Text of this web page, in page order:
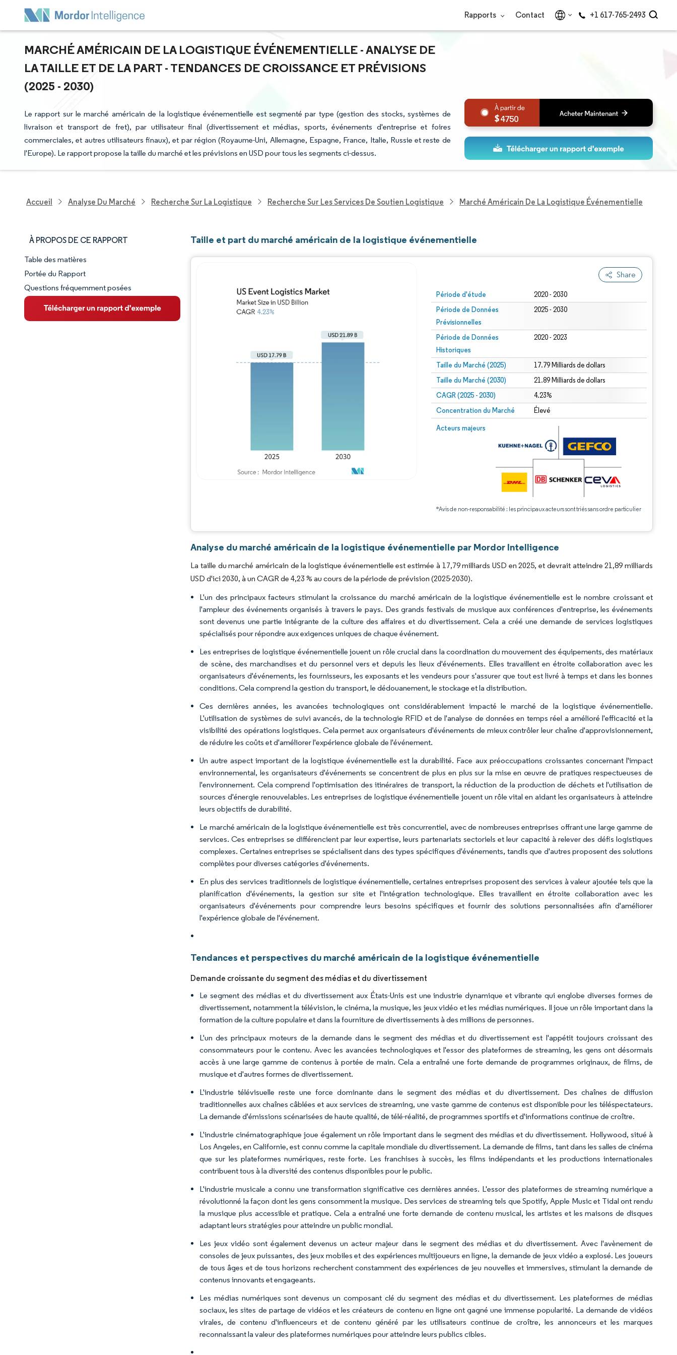
Rapports Contact +1 617-765-2493
MARCHÉ AMÉRICAIN DE LA LOGISTIQUE ÉVÉNEMENTIELLE - ANALYSE DE
LA TAILLE ET DE LA PART - TENDANCES DE CROISSANCE ET PRÉVISIONS
(2025 - 2030)
Le rapport sur le marché américain de la logistique événementielle est segmenté par type (gestion des stocks, systèmes de
livraison et transport de fret), par utilisateur final (divertissement et médias, sports, événements d'entreprise et foires
commerciales, et autres utilisateurs finaux), et par région (Royaume-Uni, Allemagne, Espagne, France, Italie, Russie et reste de
l'Europe). Le rapport propose la taille du marché et les prévisions en USD pour tous les segments ci-dessus.
4750
Accueil Analyse Du Marché Recherche Sur La Logistique Recherche Sur Les Services De Soutien Logistique Marché Américain De La Logistique Événementielle
À PROPOS DE CE RAPPORT
Aperçu du marché
VUE D’ENSEMBLE DU MARCHÉ
Principales tendances du marché
Table des matières
Portée du Rapport
Questions fréquemment posées
Taille et part du marché américain de la logistique événementielle
Share
Période d'étude 2020 - 2030
Période de Données
Prévisionnelles
2025 - 2030
Période de Données
Historiques
2020 - 2023
Taille du Marché (2025) 17.79 Milliards de dollars
Taille du Marché (2030) 21.89 Milliards de dollars
CAGR (2025 - 2030) 4.23%
Concentration du Marché Élevé
Acteurs majeurs
*Avis de non-responsabilité : les principaux acteurs sont triés sans ordre particulier
Analyse du marché américain de la logistique événementielle par Mordor Intelligence
La taille du marché américain de la logistique événementielle est estimée à 17,79 milliards USD en 2025, et devrait atteindre 21,89 milliards
USD d'ici 2030, à un CAGR de 4,23 % au cours de la période de prévision (2025-2030).
L'un des principaux facteurs stimulant la croissance du marché américain de la logistique événementielle est le nombre croissant et
l'ampleur des événements organisés à travers le pays. Des grands festivals de musique aux conférences d'entreprise, les événements
sont devenus une partie intégrante de la culture des affaires et du divertissement. Cela a créé une demande de services logistiques
spécialisés pour répondre aux exigences uniques de chaque événement.
Les entreprises de logistique événementielle jouent un rôle crucial dans la coordination du mouvement des équipements, des matériaux
de scène, des marchandises et du personnel vers et depuis les lieux d'événements. Elles travaillent en étroite collaboration avec les
organisateurs d'événements, les fournisseurs, les exposants et les vendeurs pour s'assurer que tout est livré à temps et dans les bonnes
conditions. Cela comprend la gestion du transport, le dédouanement, le stockage et la distribution.
Ces dernières années, les avancées technologiques ont considérablement impacté le marché de la logistique événementielle.
L'utilisation de systèmes de suivi avancés, de la technologie RFID et de l'analyse de données en temps réel a amélioré l'efficacité et la
visibilité des opérations logistiques. Cela permet aux organisateurs d'événements de mieux contrôler leur chaîne d'approvisionnement,
de réduire les coûts et d'améliorer l'expérience globale de l'événement.
Un autre aspect important de la logistique événementielle est la durabilité. Face aux préoccupations croissantes concernant l'impact
environnemental, les organisateurs d'événements se concentrent de plus en plus sur la mise en œuvre de pratiques respectueuses de
l'environnement. Cela comprend l'optimisation des itinéraires de transport, la réduction de la production de déchets et l'utilisation de
sources d'énergie renouvelables. Les entreprises de logistique événementielle jouent un rôle vital en aidant les organisateurs à atteindre
leurs objectifs de durabilité.
Le marché américain de la logistique événementielle est très concurrentiel, avec de nombreuses entreprises offrant une large gamme de
services. Ces entreprises se différencient par leur expertise, leurs partenariats sectoriels et leur capacité à relever des défis logistiques
complexes. Certaines entreprises se spécialisent dans des types spécifiques d'événements, tandis que d'autres proposent des solutions
complètes pour diverses catégories d'événements.
En plus des services traditionnels de logistique événementielle, certaines entreprises proposent des services à valeur ajoutée tels que la
planification d'événements, la gestion sur site et l'intégration technologique. Elles travaillent en étroite collaboration avec les
organisateurs d'événements pour comprendre leurs besoins spécifiques et fournir des solutions personnalisées afin d'améliorer
l'expérience globale de l'événement.
Tendances et perspectives du marché américain de la logistique événementielle
Demande croissante du segment des médias et du divertissement
Le segment des médias et du divertissement aux États-Unis est une industrie dynamique et vibrante qui englobe diverses formes de
divertissement, notamment la télévision, le cinéma, la musique, les jeux vidéo et les médias numériques. Il joue un rôle important dans la
formation de la culture populaire et dans la fourniture de divertissements à des millions de personnes.
L'un des principaux moteurs de la demande dans le segment des médias et du divertissement est l'appétit toujours croissant des
consommateurs pour le contenu. Avec les avancées technologiques et l'essor des plateformes de streaming, les gens ont désormais
accès à une large gamme de contenus à portée de main. Cela a entraîné une forte demande de programmes originaux, de films, de
musique et d'autres formes de divertissement.
L'industrie télévisuelle reste une force dominante dans le segment des médias et du divertissement. Des chaînes de diffusion
traditionnelles aux chaînes câblées et aux services de streaming, une vaste gamme de contenus est disponible pour les téléspectateurs.
La demande d'émissions scénarisées de haute qualité, de télé-réalité, de programmes sportifs et d'informations continue de croître.
L'industrie cinématographique joue également un rôle important dans le segment des médias et du divertissement. Hollywood, situé à
Los Angeles, en Californie, est connu comme la capitale mondiale du divertissement. La demande de films, tant dans les salles de cinéma
que sur les plateformes numériques, reste forte. Les franchises à succès, les films indépendants et les productions internationales
contribuent tous à la diversité des contenus disponibles pour le public.
L'industrie musicale a connu une transformation significative ces dernières années. L'essor des plateformes de streaming numérique a
révolutionné la façon dont les gens consomment la musique. Des services de streaming tels que Spotify, Apple Music et Tidal ont rendu
la musique plus accessible et pratique. Cela a entraîné une forte demande de contenu musical, les artistes et les maisons de disques
adaptant leurs stratégies pour atteindre un public mondial.
Les jeux vidéo sont également devenus un acteur majeur dans le segment des médias et du divertissement. Avec l'avènement de
consoles de jeux puissantes, des jeux mobiles et des expériences multijoueurs en ligne, la demande de jeux vidéo a explosé. Les joueurs
de tous âges et de tous horizons recherchent constamment des expériences de jeu nouvelles et immersives, stimulant la demande de
contenus innovants et engageants.
Les médias numériques sont devenus un composant clé du segment des médias et du divertissement. Les plateformes de médias
sociaux, les sites de partage de vidéos et les créateurs de contenu en ligne ont gagné une immense popularité. La demande de vidéos
virales, de contenu d'influenceurs et de contenu généré par les utilisateurs continue de croître, les annonceurs et les marques
reconnaissant la valeur des plateformes numériques pour atteindre leurs publics cibles.